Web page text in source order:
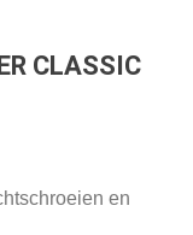
CLASSIC
en